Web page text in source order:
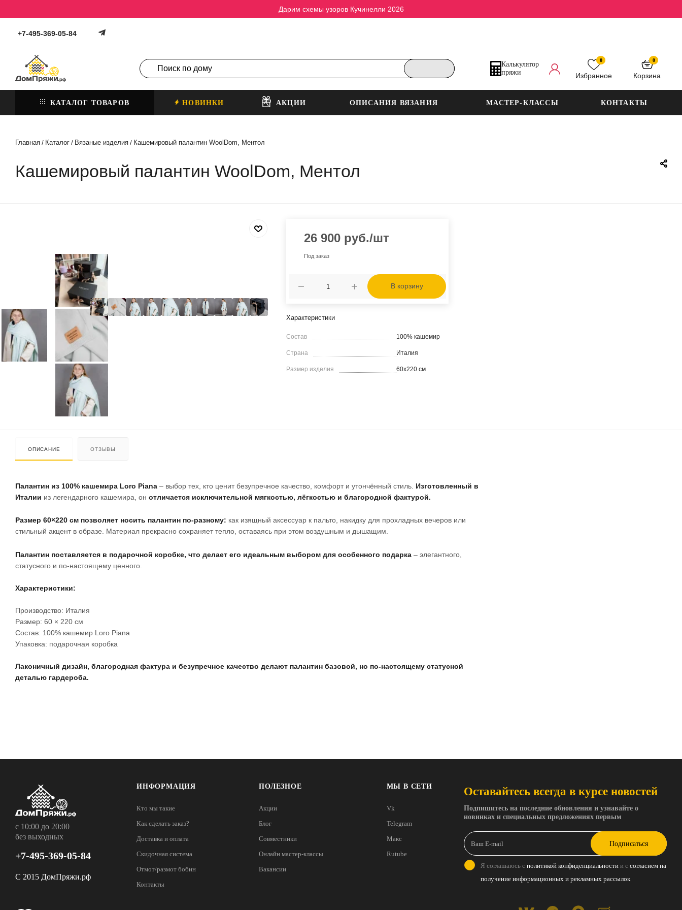
Дарим схемы узоров Кучинелли 2026
+7-495-369-05-84
Калькулятор
пряжи
Избранное
0
Корзина
0
КАТАЛОГ ТОВАРОВ НОВИНКИ АКЦИИ ОПИСАНИЯ ВЯЗАНИЯ МАСТЕР-КЛАССЫ КОНТАКТЫ
Главная / Каталог / Вязаные изделия / Кашемировый палантин WoolDom, Ментол
Кашемировый палантин WoolDom, Ментол
26 900 руб./шт
Под заказ
В корзину
Характеристики
Состав 100% кашемир
Страна Италия
Размер изделия 60х220 см
ОПИСАНИЕ ОТЗЫВЫ
Палантин из 100% кашемира Loro Piana – выбор тех, кто ценит безупречное качество, комфорт и утончённый стиль. Изготовленный в
Италии из легендарного кашемира, он отличается исключительной мягкостью, лёгкостью и благородной фактурой.
Размер 60×220 см позволяет носить палантин по-разному: как изящный аксессуар к пальто, накидку для прохладных вечеров или
стильный акцент в образе. Материал прекрасно сохраняет тепло, оставаясь при этом воздушным и дышащим.
Палантин поставляется в подарочной коробке, что делает его идеальным выбором для особенного подарка – элегантного,
статусного и по-настоящему ценного.
Характеристики:
Производство: Италия
Размер: 60 × 220 см
Состав: 100% кашемир Loro Piana
Упаковка: подарочная коробка
Лаконичный дизайн, благородная фактура и безупречное качество делают палантин базовой, но по-настоящему статусной
деталью гардероба.
с 10:00 до 20:00
без выходных
+7-495-369-05-84
С 2015 ДомПряжи.рф
ИНФОРМАЦИЯ
Кто мы такие
Как сделать заказ?
Доставка и оплата
Скидочная система
Отмот/размот бобин
Контакты
ПОЛЕЗНОЕ
Акции
Блог
Совместники
Онлайн мастер-классы
Вакансии
МЫ В СЕТИ
Vk
Telegram
Макс
Rutube
Оставайтесь всегда в курсе новостей
Подпишитесь на последние обновления и узнавайте о
новинках и специальных предложениях первым
Подписаться
Я соглашаюсь с политикой конфиденциальности и с согласием на
получение информационных и рекламных рассылок